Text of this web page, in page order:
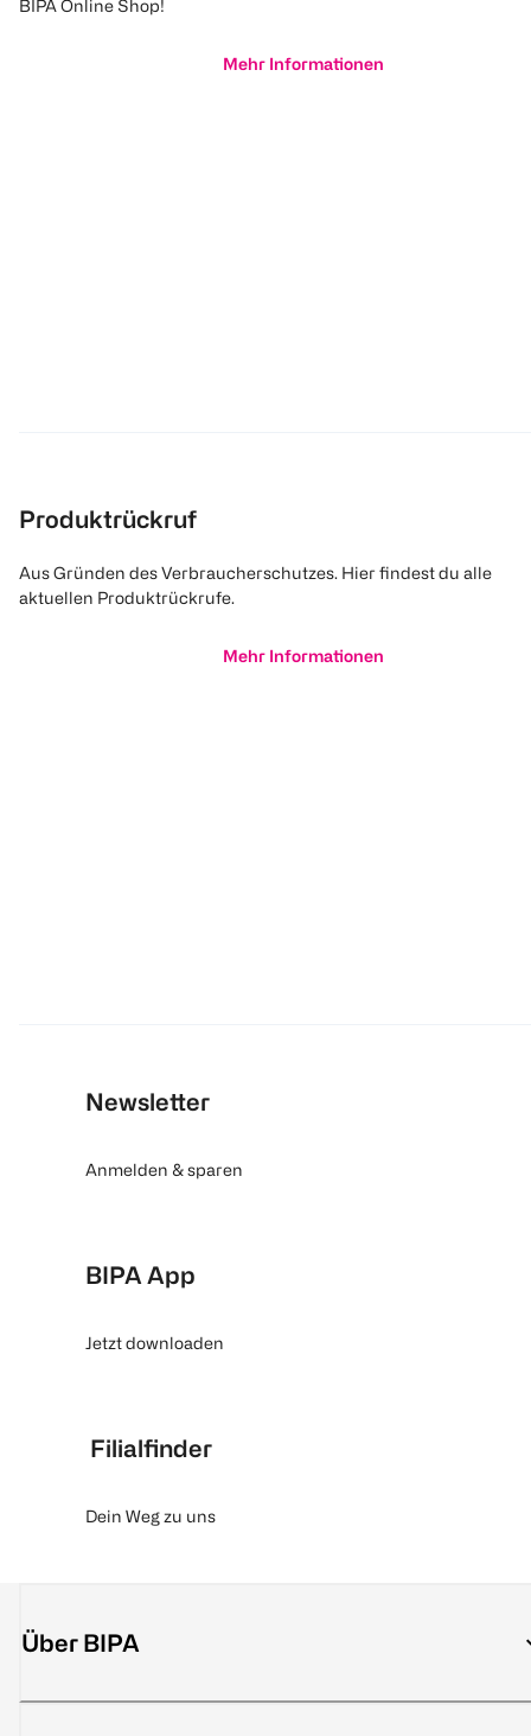
BIPA Online Shop!
Mehr Informationen
Produktrückruf
Aus Gründen des Verbraucherschutzes. Hier findest du alle
aktuellen Produktrückrufe.
Mehr Informationen
Newsletter
Anmelden & sparen
BIPA App
Jetzt downloaden
Filialfinder
Dein Weg zu uns
Über BIPA